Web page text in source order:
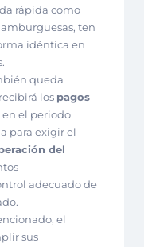
rápida como
ten
idéntica en
queda
los pagos
en el periodo
para exigir el
del
adecuado de
el
sus